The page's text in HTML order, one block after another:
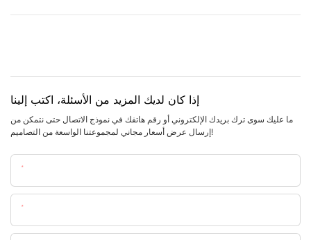
إذا كان لديك المزيد من الأسئلة، اكتب إلينا
ما عليك سوى ترك بريدك الإلكتروني أو رقم هاتفك في نموذج الاتصال حتى نتمكن من
إرسال عرض أسعار مجاني لمجموعتنا الواسعة من التصاميم!